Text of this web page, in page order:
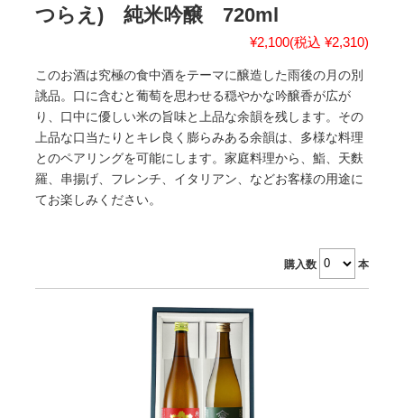
つらえ) 純米吟醸 720ml
¥2,100(税込 ¥2,310)
このお酒は究極の食中酒をテーマに醸造した雨後の月の別
誂品。口に含むと葡萄を思わせる穏やかな吟醸香が広が
り、口中に優しい米の旨味と上品な余韻を残します。その
上品な口当たりとキレ良く膨らみある余韻は、多様な料理
とのペアリングを可能にします。家庭料理から、鮨、天麩
羅、串揚げ、フレンチ、イタリアン、などお客様の用途に
てお楽しみください。
購入数 本